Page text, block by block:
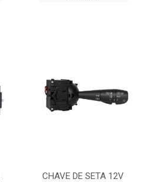
CHAVE DE SETA 12V